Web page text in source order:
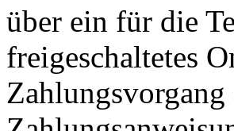
über ein für die
freigeschaltetes